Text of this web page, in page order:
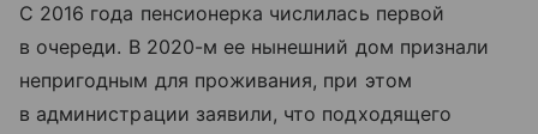
С 2016 года пенсионерка числилась первой
в очереди. В 2020-м ее нынешний дом признали
непригодным для проживания, при этом
в администрации заявили, что подходящего